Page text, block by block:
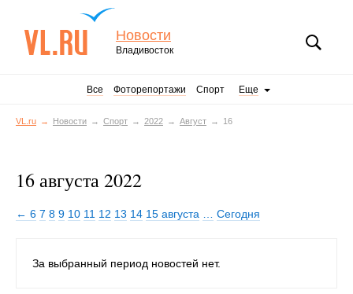
Новости
Владивосток
Все Фоторепортажи Спорт Еще
VL.ru Новости Спорт 2022 Август 16
16 августа 2022
← 6 7 8 9 10 11 12 13 14 15 августа Сегодня
За выбранный период новостей нет.